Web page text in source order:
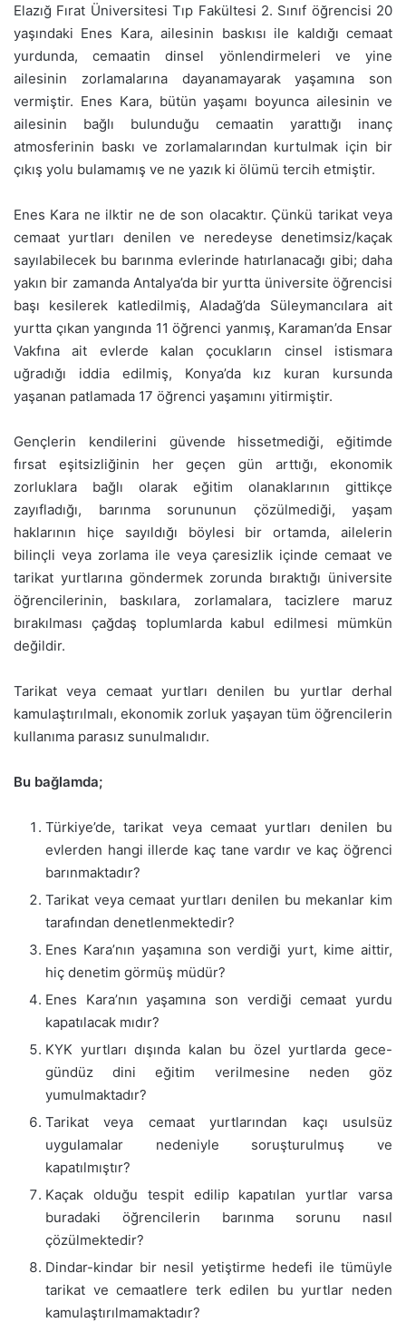
Elazığ Fırat Üniversitesi Tıp Fakültesi 2. Sınıf öğrencisi 20
yaşındaki Enes Kara, ailesinin baskısı ile kaldığı cemaat
yurdunda, cemaatin dinsel yönlendirmeleri ve yine
ailesinin zorlamalarına dayanamayarak yaşamına son
vermiştir. Enes Kara, bütün yaşamı boyunca ailesinin ve
ailesinin bağlı bulunduğu cemaatin yarattığı inanç
atmosferinin baskı ve zorlamalarından kurtulmak için bir
çıkış yolu bulamamış ve ne yazık ki ölümü tercih etmiştir.
Enes Kara ne ilktir ne de son olacaktır. Çünkü tarikat veya
cemaat yurtları denilen ve neredeyse denetimsiz/kaçak
sayılabilecek bu barınma evlerinde hatırlanacağı gibi; daha
yakın bir zamanda Antalya’da bir yurtta üniversite öğrencisi
başı kesilerek katledilmiş, Aladağ’da Süleymancılara ait
yurtta çıkan yangında 11 öğrenci yanmış, Karaman’da Ensar
Vakfına ait evlerde kalan çocukların cinsel istismara
uğradığı iddia edilmiş, Konya’da kız kuran kursunda
yaşanan patlamada 17 öğrenci yaşamını yitirmiştir.
Gençlerin kendilerini güvende hissetmediği, eğitimde
fırsat eşitsizliğinin her geçen gün arttığı, ekonomik
zorluklara bağlı olarak eğitim olanaklarının gittikçe
zayıfladığı, barınma sorununun çözülmediği, yaşam
haklarının hiçe sayıldığı böylesi bir ortamda, ailelerin
bilinçli veya zorlama ile veya çaresizlik içinde cemaat ve
tarikat yurtlarına göndermek zorunda bıraktığı üniversite
öğrencilerinin, baskılara, zorlamalara, tacizlere maruz
bırakılması çağdaş toplumlarda kabul edilmesi mümkün
değildir.
Tarikat veya cemaat yurtları denilen bu yurtlar derhal
kamulaştırılmalı, ekonomik zorluk yaşayan tüm öğrencilerin
kullanıma parasız sunulmalıdır.
Bu bağlamda;
Türkiye’de, tarikat veya cemaat yurtları denilen bu
evlerden hangi illerde kaç tane vardır ve kaç öğrenci
barınmaktadır?
Tarikat veya cemaat yurtları denilen bu mekanlar kim
tarafından denetlenmektedir?
Enes Kara’nın yaşamına son verdiği yurt, kime aittir,
hiç denetim görmüş müdür?
Enes Kara’nın yaşamına son verdiği cemaat yurdu
kapatılacak mıdır?
KYK yurtları dışında kalan bu özel yurtlarda gece-
gündüz dini eğitim verilmesine neden göz
yumulmaktadır?
Tarikat veya cemaat yurtlarından kaçı usulsüz
uygulamalar nedeniyle soruşturulmuş ve
kapatılmıştır?
Kaçak olduğu tespit edilip kapatılan yurtlar varsa
buradaki öğrencilerin barınma sorunu nasıl
çözülmektedir?
Dindar-kindar bir nesil yetiştirme hedefi ile tümüyle
tarikat ve cemaatlere terk edilen bu yurtlar neden
kamulaştırılmamaktadır?